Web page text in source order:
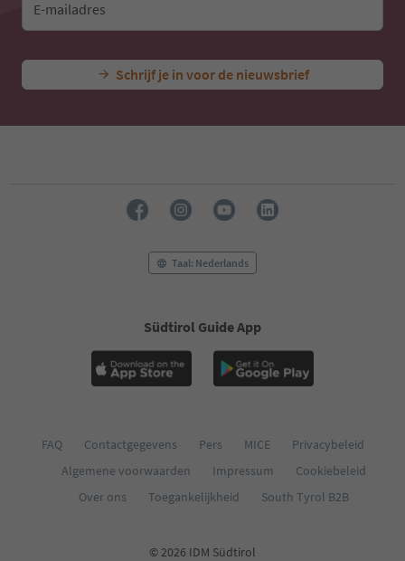
E-mailadres
Schrijf je in voor de nieuwsbrief
Taal: Nederlands
Südtirol Guide App
FAQ Contactgegevens Pers MICE
Privacybeleid
Algemene voorwaarden
Impressum
Cookiebeleid
Over ons
Toegankelijkheid South Tyrol B2B
© 2026 IDM Südtirol